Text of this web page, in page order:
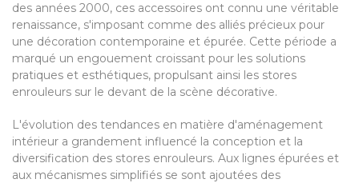
des années 2000, ces accessoires ont connu une véritable
renaissance, s'imposant comme des alliés précieux pour
une décoration contemporaine et épurée. Cette période a
marqué un engouement croissant pour les solutions
pratiques et esthétiques, propulsant ainsi les stores
enrouleurs sur le devant de la scène décorative.
L'évolution des tendances en matière d'aménagement
intérieur a grandement influencé la conception et la
diversification des stores enrouleurs. Aux lignes épurées et
aux mécanismes simplifiés se sont ajoutées des